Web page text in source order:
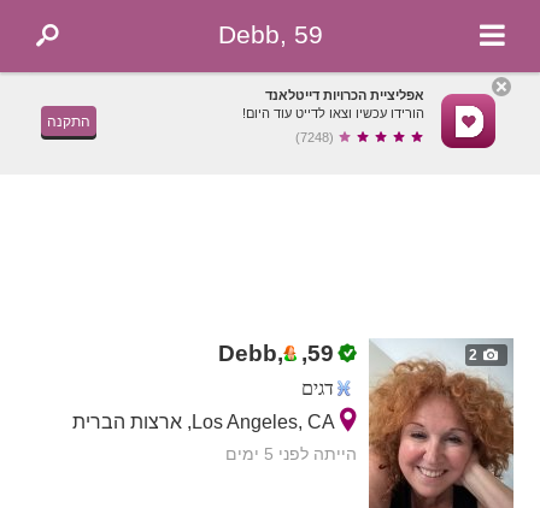
Debb, 59
אפליציית הכרויות דייטלאנד
הורידו עכשיו וצאו לדייט עוד היום!
(7248)
התקנה
2
Debb, ,59
דגים
Los Angeles, CA, ארצות הברית
הייתה לפני 5 ימים